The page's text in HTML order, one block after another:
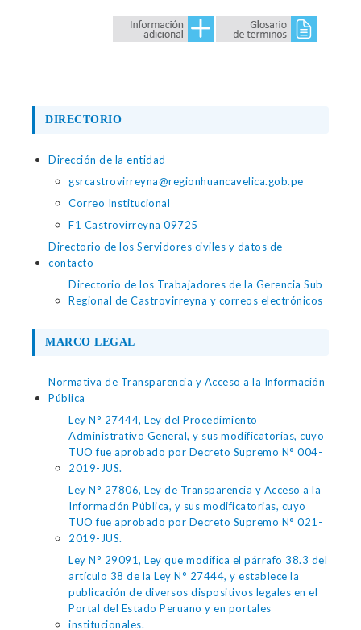
DIRECTORIO
Dirección de la entidad
gsrcastrovirreyna@regionhuancavelica.gob.pe
Correo Institucional
F1 Castrovirreyna 09725
Directorio de los Servidores civiles y datos de
contacto
Directorio de los Trabajadores de la Gerencia Sub
Regional de Castrovirreyna y correos electrónicos
MARCO LEGAL
Normativa de Transparencia y Acceso a la Información
Pública
Ley N° 27444, Ley del Procedimiento
Administrativo General, y sus modificatorias, cuyo
TUO fue aprobado por Decreto Supremo N° 004-
2019-JUS.
Ley N° 27806, Ley de Transparencia y Acceso a la
Información Pública, y sus modificatorias, cuyo
TUO fue aprobado por Decreto Supremo N° 021-
2019-JUS.
Ley N° 29091, Ley que modifica el párrafo 38.3 del
artículo 38 de la Ley N° 27444, y establece la
publicación de diversos dispositivos legales en el
Portal del Estado Peruano y en portales
institucionales.